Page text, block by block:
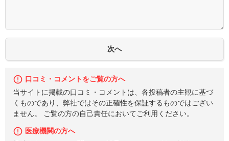
口コミ・コメントをご覧の方へ
当サイトに掲載の口コミ・コメントは、各投稿者の主観に基づ
くものであり、弊社ではその正確性を保証するものではござい
ません。 ご覧の方の自己責任においてご利用ください。
医療機関の方へ